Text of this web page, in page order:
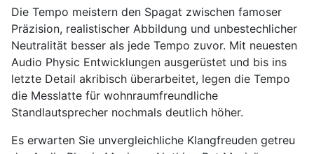
Die Tempo meistern den Spagat zwischen famoser
Präzision, realistischer Abbildung und unbestechlicher
Neutralität besser als jede Tempo zuvor. Mit neuesten
Audio Physic Entwicklungen ausgerüstet und bis ins
letzte Detail akribisch überarbeitet, legen die Tempo
die Messlatte für wohnraumfreundliche
Standlautsprecher nochmals deutlich höher.
Es erwarten Sie unvergleichliche Klangfreuden getreu